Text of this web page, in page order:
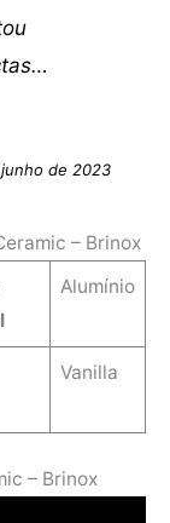
de 2023
– Brinox
‎Alumínio
Vanilla
– Brinox